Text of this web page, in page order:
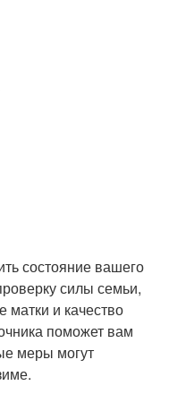
состояние вашего
силы семьи,
матки и качество
поможет вам
меры могут